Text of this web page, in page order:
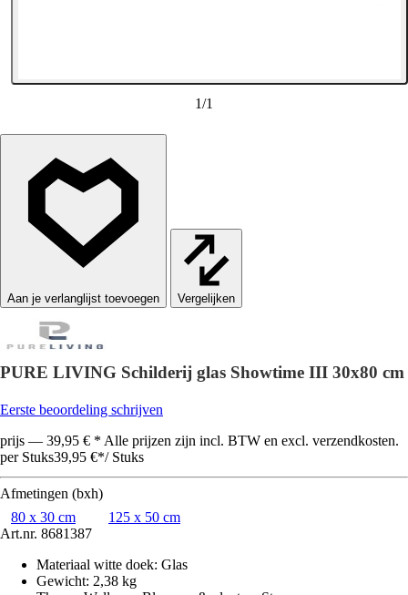
1/1
Vergelijken
PURE LIVING Schilderij glas Showtime III 30x80 cm
Eerste beoordeling schrijven
prijs — 39,95 € * Alle prijzen zijn incl. BTW en excl. verzendkosten.
per Stuks39,95 €*/ Stuks
Afmetingen (bxh)
80 x 30 cm
125 x 50 cm
Art.nr. 8681387
Materiaal witte doek: Glas
Gewicht: 2,38 kg